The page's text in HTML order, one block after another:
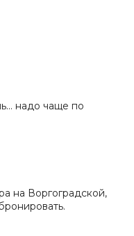
надо чаще по
на Воргоградской,